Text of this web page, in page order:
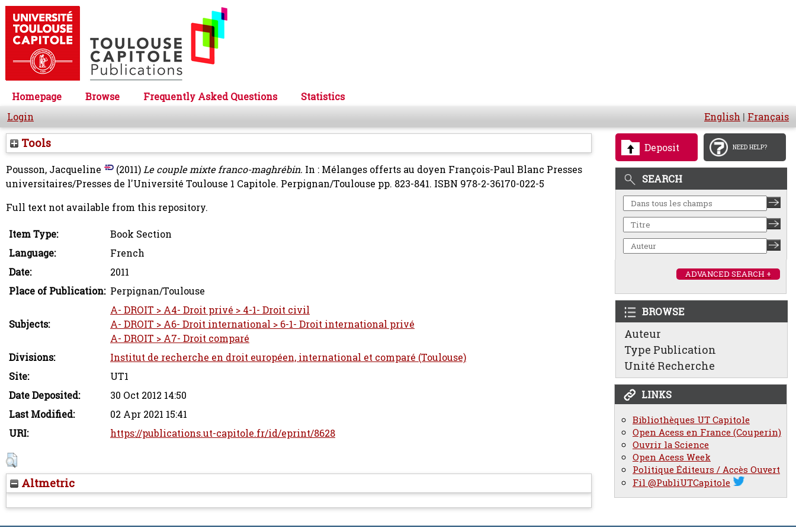
Homepage Browse Frequently Asked Questions
Statistics
Login
English | Français
Deposit NEED HELP?
SEARCH
ADVANCED SEARCH +
BROWSE
Auteur
Type Publication
Unité Recherche
LINKS
Bibliothèques UT Capitole
Open Acess en France (Couperin)
Ouvrir la Science
Open Acess Week
Politique Éditeurs / Accès Ouvert
Fil @PubliUTCapitole
Tools
Pousson, Jacqueline (2011)Le couple mixte franco-maghrébin. In : Mélanges offerts au doyen François-Paul Blanc Presses
universitaires/Presses de l'Université Toulouse 1 Capitole. Perpignan/Toulouse pp. 823-841. ISBN 978-2-36170-022-5
Full text not available from this repository.
Item Type:
Book Section
Language:
French
Date:
2011
Place of Publication: Perpignan/Toulouse
Subjects:
A- DROIT > A4- Droit privé > 4-1- Droit civil
A- DROIT > A6- Droit international > 6-1- Droit international privé
A- DROIT > A7- Droit comparé
Divisions:
Institut de recherche en droit européen, international et comparé (Toulouse)
Site:
UT1
Date Deposited:
30 Oct 2012 14:50
Last Modified:
02 Apr 2021 15:41
URI:
https://publications.ut-capitole.fr/id/eprint/8628
Altmetric